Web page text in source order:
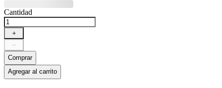
Cantidad
＋
－
Comprar
Agregar al carrito